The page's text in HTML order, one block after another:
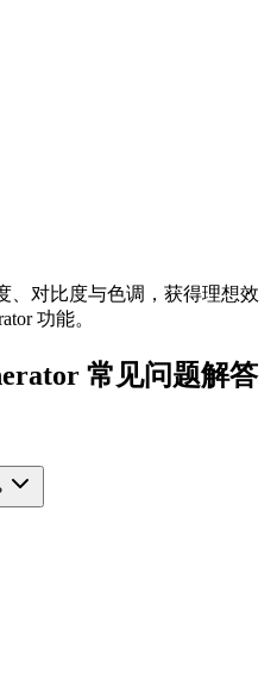
、对比度与色调，获得理想效
功能。
常见问题解答